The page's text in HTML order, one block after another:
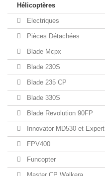
Hélicoptères
Electriques
Pièces Détachées
Blade Mcpx
Blade 230S
Blade 235 CP
Blade 330S
Blade Revolution 90FP
Innovator MD530 et Expert
FPV400
Funcopter